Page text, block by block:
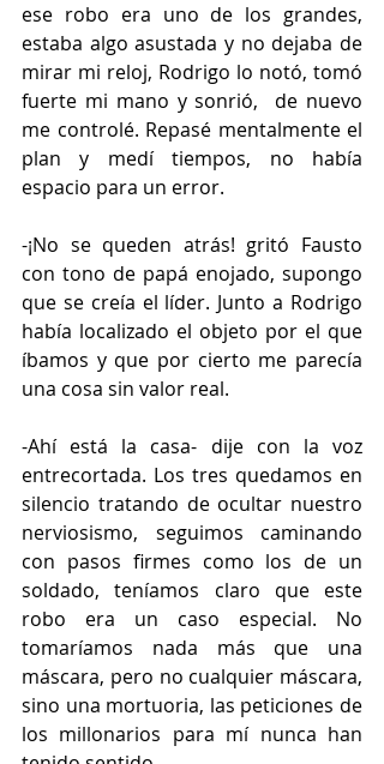
ese robo era uno de los grandes,
estaba algo asustada y no dejaba de
mirar mi reloj, Rodrigo lo notó, tomó
fuerte mi mano y sonrió,  de nuevo
me controlé. Repasé mentalmente el
plan y medí tiempos, no había
espacio para un error.
-¡No se queden atrás! gritó Fausto
con tono de papá enojado, supongo
que se creía el líder. Junto a Rodrigo
había localizado el objeto por el que
íbamos y que por cierto me parecía
una cosa sin valor real.
-Ahí está la casa- dije con la voz
entrecortada. Los tres quedamos en
silencio tratando de ocultar nuestro
nerviosismo, seguimos caminando
con pasos firmes como los de un
soldado, teníamos claro que este
robo era un caso especial. No
tomaríamos nada más que una
máscara, pero no cualquier máscara,
sino una mortuoria, las peticiones de
los millonarios para mí nunca han